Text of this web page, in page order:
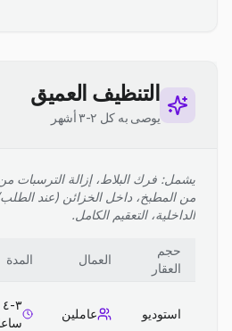
التنظيف العميق
يوصى به كل ٢-٣ أشهر
يشمل: فرك البلاط، إزالة الترسبات
من المطبخ، داخل الخزائن (عند
الداخلية، التعقيم الكامل.
حجم
العقار
العمال المدة
استوديو عاملين
٣-٤